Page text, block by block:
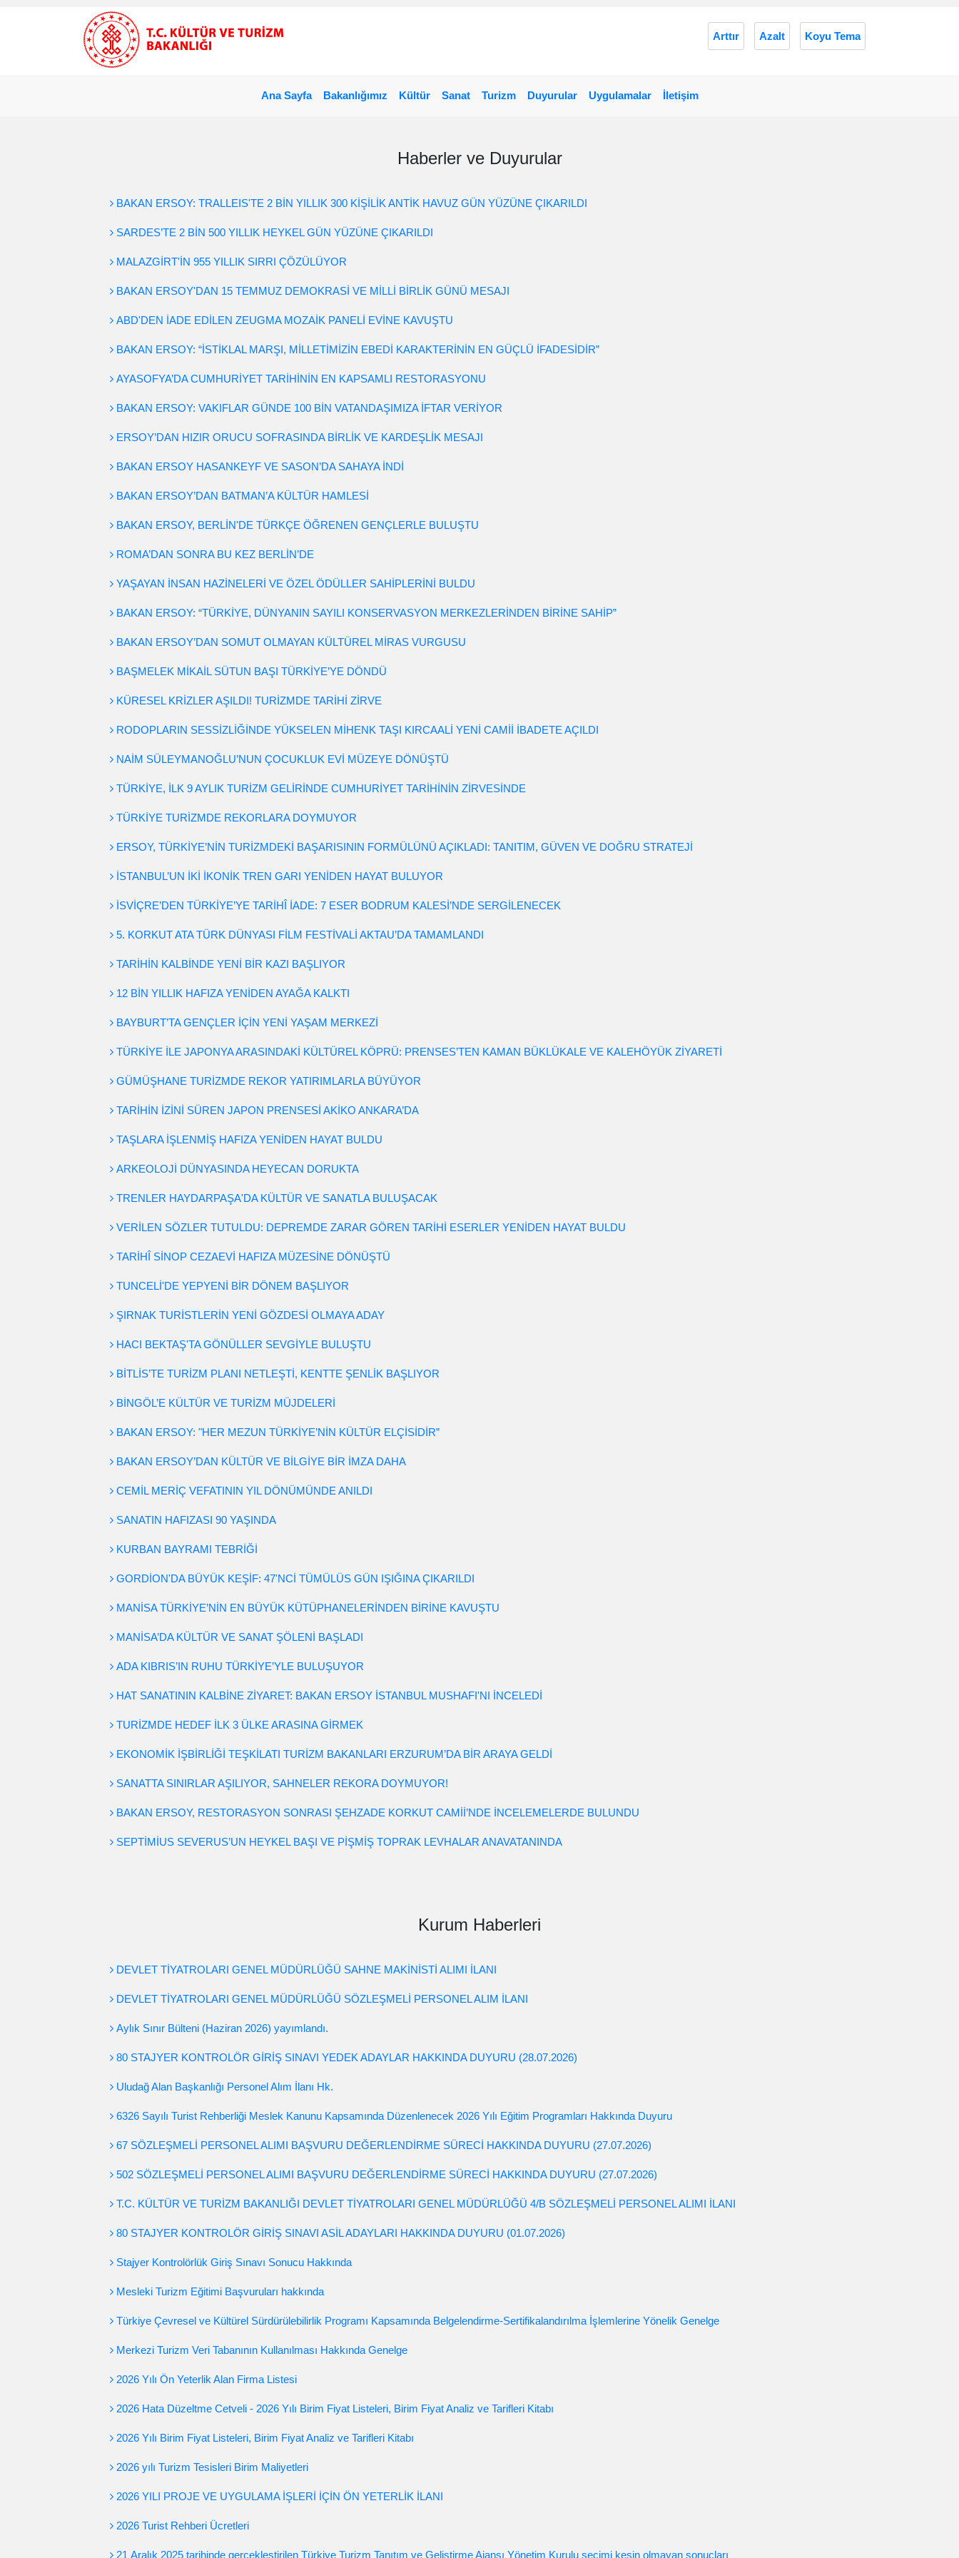
Arttır Azalt Koyu Tema
Ana Sayfa Bakanlığımız Kültür Sanat Turizm Duyurular Uygulamalar İletişim
Haberler ve Duyurular
BAKAN ERSOY: TRALLEIS'TE 2 BİN YILLIK 300 KİŞİLİK ANTİK HAVUZ GÜN YÜZÜNE ÇIKARILDI
SARDES’TE 2 BİN 500 YILLIK HEYKEL GÜN YÜZÜNE ÇIKARILDI
MALAZGİRT'İN 955 YILLIK SIRRI ÇÖZÜLÜYOR
BAKAN ERSOY'DAN 15 TEMMUZ DEMOKRASİ VE MİLLİ BİRLİK GÜNÜ MESAJI
ABD'DEN İADE EDİLEN ZEUGMA MOZAİK PANELİ EVİNE KAVUŞTU
BAKAN ERSOY: “İSTİKLAL MARŞI, MİLLETİMİZİN EBEDİ KARAKTERİNİN EN GÜÇLÜ İFADESİDİR”
AYASOFYA’DA CUMHURİYET TARİHİNİN EN KAPSAMLI RESTORASYONU
BAKAN ERSOY: VAKIFLAR GÜNDE 100 BİN VATANDAŞIMIZA İFTAR VERİYOR
ERSOY’DAN HIZIR ORUCU SOFRASINDA BİRLİK VE KARDEŞLİK MESAJI
BAKAN ERSOY HASANKEYF VE SASON’DA SAHAYA İNDİ
BAKAN ERSOY’DAN BATMAN’A KÜLTÜR HAMLESİ
BAKAN ERSOY, BERLİN'DE TÜRKÇE ÖĞRENEN GENÇLERLE BULUŞTU
ROMA’DAN SONRA BU KEZ BERLİN’DE
YAŞAYAN İNSAN HAZİNELERİ VE ÖZEL ÖDÜLLER SAHİPLERİNİ BULDU
BAKAN ERSOY: “TÜRKİYE, DÜNYANIN SAYILI KONSERVASYON MERKEZLERİNDEN BİRİNE SAHİP”
BAKAN ERSOY’DAN SOMUT OLMAYAN KÜLTÜREL MİRAS VURGUSU
BAŞMELEK MİKAİL SÜTUN BAŞI TÜRKİYE’YE DÖNDÜ
KÜRESEL KRİZLER AŞILDI! TURİZMDE TARİHİ ZİRVE
RODOPLARIN SESSİZLİĞİNDE YÜKSELEN MİHENK TAŞI KIRCAALİ YENİ CAMİİ İBADETE AÇILDI
NAİM SÜLEYMANOĞLU’NUN ÇOCUKLUK EVİ MÜZEYE DÖNÜŞTÜ
TÜRKİYE, İLK 9 AYLIK TURİZM GELİRİNDE CUMHURİYET TARİHİNİN ZİRVESİNDE
TÜRKİYE TURİZMDE REKORLARA DOYMUYOR
ERSOY, TÜRKİYE’NİN TURİZMDEKİ BAŞARISININ FORMÜLÜNÜ AÇIKLADI: TANITIM, GÜVEN VE DOĞRU STRATEJİ
İSTANBUL’UN İKİ İKONİK TREN GARI YENİDEN HAYAT BULUYOR
İSVİÇRE’DEN TÜRKİYE’YE TARİHÎ İADE: 7 ESER BODRUM KALESİ’NDE SERGİLENECEK
5. KORKUT ATA TÜRK DÜNYASI FİLM FESTİVALİ AKTAU’DA TAMAMLANDI
TARİHİN KALBİNDE YENİ BİR KAZI BAŞLIYOR
12 BİN YILLIK HAFIZA YENİDEN AYAĞA KALKTI
BAYBURT’TA GENÇLER İÇİN YENİ YAŞAM MERKEZİ
TÜRKİYE İLE JAPONYA ARASINDAKİ KÜLTÜREL KÖPRÜ: PRENSES’TEN KAMAN BÜKLÜKALE VE KALEHÖYÜK ZİYARETİ
GÜMÜŞHANE TURİZMDE REKOR YATIRIMLARLA BÜYÜYOR
TARİHİN İZİNİ SÜREN JAPON PRENSESİ AKİKO ANKARA’DA
TAŞLARA İŞLENMİŞ HAFIZA YENİDEN HAYAT BULDU
ARKEOLOJİ DÜNYASINDA HEYECAN DORUKTA
TRENLER HAYDARPAŞA'DA KÜLTÜR VE SANATLA BULUŞACAK
VERİLEN SÖZLER TUTULDU: DEPREMDE ZARAR GÖREN TARİHİ ESERLER YENİDEN HAYAT BULDU
TARİHÎ SİNOP CEZAEVİ HAFIZA MÜZESİNE DÖNÜŞTÜ
TUNCELİ'DE YEPYENİ BİR DÖNEM BAŞLIYOR
ŞIRNAK TURİSTLERİN YENİ GÖZDESİ OLMAYA ADAY
HACI BEKTAŞ'TA GÖNÜLLER SEVGİYLE BULUŞTU
BİTLİS’TE TURİZM PLANI NETLEŞTİ, KENTTE ŞENLİK BAŞLIYOR
BİNGÖL’E KÜLTÜR VE TURİZM MÜJDELERİ
BAKAN ERSOY: "HER MEZUN TÜRKİYE’NİN KÜLTÜR ELÇİSİDİR”
BAKAN ERSOY’DAN KÜLTÜR VE BİLGİYE BİR İMZA DAHA
CEMİL MERİÇ VEFATININ YIL DÖNÜMÜNDE ANILDI
SANATIN HAFIZASI 90 YAŞINDA
KURBAN BAYRAMI TEBRİĞİ
GORDİON'DA BÜYÜK KEŞİF: 47'NCİ TÜMÜLÜS GÜN IŞIĞINA ÇIKARILDI
MANİSA TÜRKİYE’NİN EN BÜYÜK KÜTÜPHANELERİNDEN BİRİNE KAVUŞTU
MANİSA’DA KÜLTÜR VE SANAT ŞÖLENİ BAŞLADI
ADA KIBRIS’IN RUHU TÜRKİYE’YLE BULUŞUYOR
HAT SANATININ KALBİNE ZİYARET: BAKAN ERSOY İSTANBUL MUSHAFI'NI İNCELEDİ
TURİZMDE HEDEF İLK 3 ÜLKE ARASINA GİRMEK
EKONOMİK İŞBİRLİĞİ TEŞKİLATI TURİZM BAKANLARI ERZURUM’DA BİR ARAYA GELDİ
SANATTA SINIRLAR AŞILIYOR, SAHNELER REKORA DOYMUYOR!
BAKAN ERSOY, RESTORASYON SONRASI ŞEHZADE KORKUT CAMİİ’NDE İNCELEMELERDE BULUNDU
SEPTİMİUS SEVERUS’UN HEYKEL BAŞI VE PİŞMİŞ TOPRAK LEVHALAR ANAVATANINDA
Kurum Haberleri
DEVLET TİYATROLARI GENEL MÜDÜRLÜĞÜ SAHNE MAKİNİSTİ ALIMI İLANI
DEVLET TİYATROLARI GENEL MÜDÜRLÜĞÜ SÖZLEŞMELİ PERSONEL ALIM İLANI
Aylık Sınır Bülteni (Haziran 2026) yayımlandı.
80 STAJYER KONTROLÖR GİRİŞ SINAVI YEDEK ADAYLAR HAKKINDA DUYURU (28.07.2026)
Uludağ Alan Başkanlığı Personel Alım İlanı Hk.
6326 Sayılı Turist Rehberliği Meslek Kanunu Kapsamında Düzenlenecek 2026 Yılı Eğitim Programları Hakkında Duyuru
67 SÖZLEŞMELİ PERSONEL ALIMI BAŞVURU DEĞERLENDİRME SÜRECİ HAKKINDA DUYURU (27.07.2026)
502 SÖZLEŞMELİ PERSONEL ALIMI BAŞVURU DEĞERLENDİRME SÜRECİ HAKKINDA DUYURU (27.07.2026)
T.C. KÜLTÜR VE TURİZM BAKANLIĞI DEVLET TİYATROLARI GENEL MÜDÜRLÜĞÜ 4/B SÖZLEŞMELİ PERSONEL ALIMI İLANI
80 STAJYER KONTROLÖR GİRİŞ SINAVI ASİL ADAYLARI HAKKINDA DUYURU (01.07.2026)
Stajyer Kontrolörlük Giriş Sınavı Sonucu Hakkında
Mesleki Turizm Eğitimi Başvuruları hakkında
Türkiye Çevresel ve Kültürel Sürdürülebilirlik Programı Kapsamında Belgelendirme-Sertifikalandırılma İşlemlerine Yönelik Genelge
Merkezi Turizm Veri Tabanının Kullanılması Hakkında Genelge
2026 Yılı Ön Yeterlik Alan Firma Listesi
2026 Hata Düzeltme Cetveli - 2026 Yılı Birim Fiyat Listeleri, Birim Fiyat Analiz ve Tarifleri Kitabı
2026 Yılı Birim Fiyat Listeleri, Birim Fiyat Analiz ve Tarifleri Kitabı
2026 yılı Turizm Tesisleri Birim Maliyetleri
2026 YILI PROJE VE UYGULAMA İŞLERİ İÇİN ÖN YETERLİK İLANI
2026 Turist Rehberi Ücretleri
21 Aralık 2025 tarihinde gerçekleştirilen Türkiye Turizm Tanıtım ve Geliştirme Ajansı Yönetim Kurulu seçimi kesin olmayan sonuçları